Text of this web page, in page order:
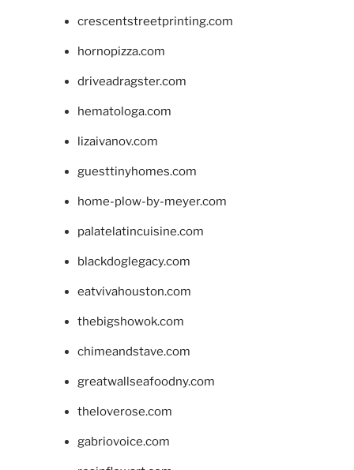
crescentstreetprinting.com
hornopizza.com
driveadragster.com
hematologa.com
lizaivanov.com
guesttinyhomes.com
home-plow-by-meyer.com
palatelatincuisine.com
blackdoglegacy.com
eatvivahouston.com
thebigshowok.com
chimeandstave.com
greatwallseafoodny.com
theloverose.com
gabriovoice.com